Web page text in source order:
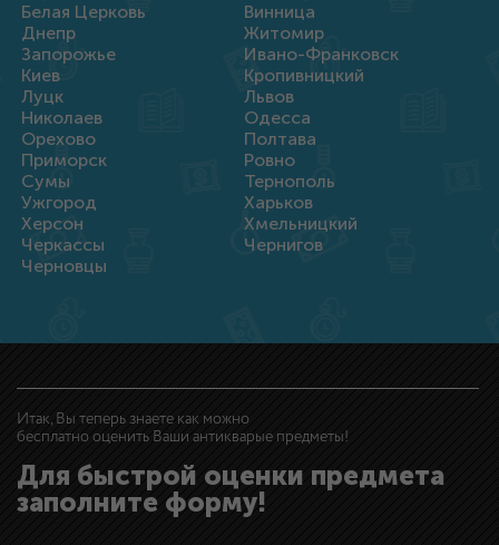
Белая Церковь
Винница
Днепр
Житомир
Запорожье
Ивано-Франковск
Киев
Кропивницкий
Луцк
Львов
Николаев
Одесса
Орехово
Полтава
Приморск
Ровно
Сумы
Тернополь
Ужгород
Харьков
Херсон
Хмельницкий
Черкассы
Чернигов
Черновцы
Итак, Вы теперь знаете как можно
бесплатно оценить Ваши антикварые предметы!
Для быстрой оценки предмета
заполните форму!